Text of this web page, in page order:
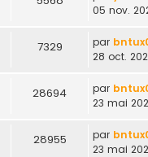
05 nov.
7329 par
28 oct.
28694 par
23 mai
28955 par
23 mai